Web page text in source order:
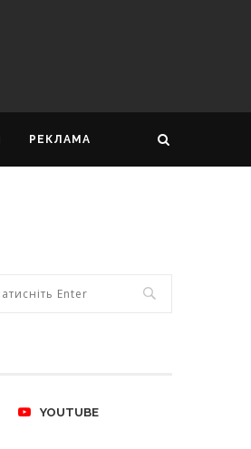
РЕКЛАМА
YOUTUBE